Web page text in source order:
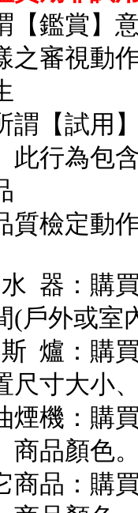
【鑑賞】
之審視動
謂【試用
此行為包
質檢定動
器：購
(戶外或室
爐：購
尺寸大小
煙機：購
商品顏色
商品：購